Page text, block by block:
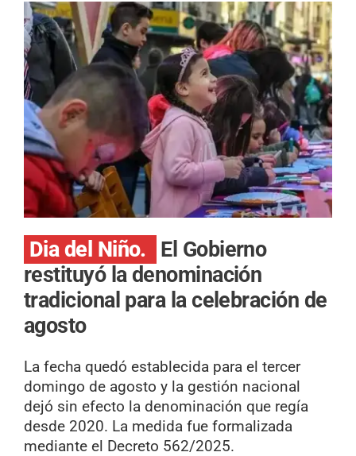
Dia del Niño.
El Gobierno
restituyó la denominación
tradicional para la celebración de
agosto
La fecha quedó establecida para el tercer
domingo de agosto y la gestión nacional
dejó sin efecto la denominación que regía
desde 2020. La medida fue formalizada
mediante el Decreto 562/2025.